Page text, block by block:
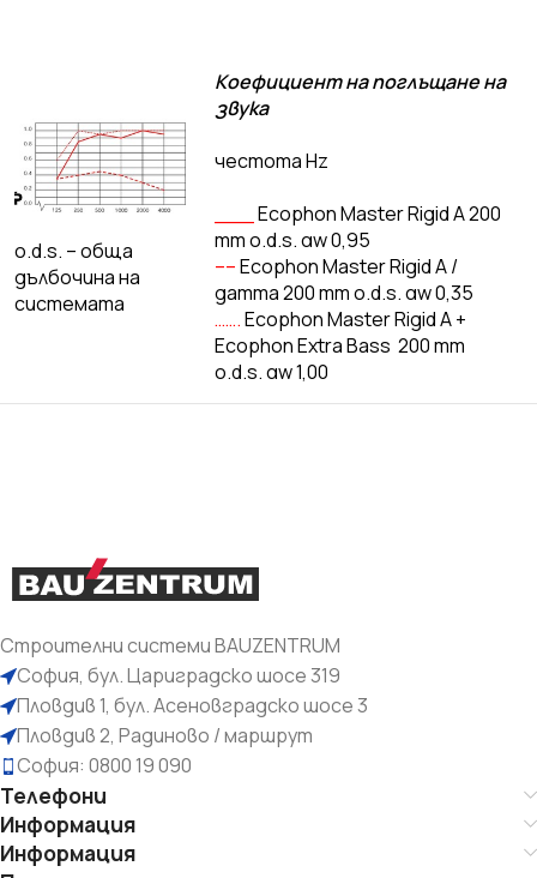
o.d.s. – обща
дълбочина на
системата
Kоефициент на поглъщане на
звука
честота Hz
Ecophon Master Rigid A 200
mm o.d.s. αw 0,95
––Ecophon Master Rigid A /
gamma 200 mm o.d.s. αw 0,35
…….Ecophon Master Rigid A +
Ecophon Extra Bass 200 mm
o.d.s. αw 1,00
Строителни системи BAUZENTRUM
София, бул. Цариградско шосе 319
Пловдив 1, бул. Асеновградско шосе 3
Пловдив 2, Радиново / маршрут
София: 0800 19 090
Телефони
Информация
Информация